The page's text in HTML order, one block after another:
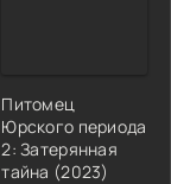
Питомец
Юрского периода
2: Затерянная
тайна (2023)